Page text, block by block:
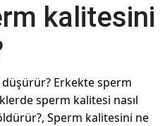
kalitesini
Erkekte sperm
sperm kalitesi nasıl
Sperm kalitesini ne